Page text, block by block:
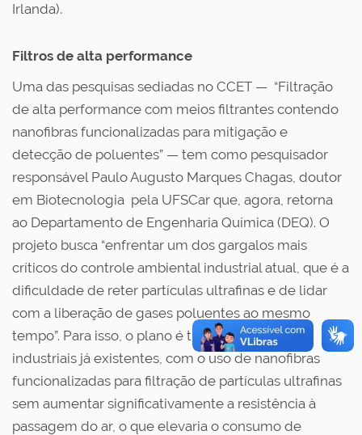
Irlanda).
Filtros de alta performance
Uma das pesquisas sediadas no CCET — “Filtração
de alta performance com meios filtrantes contendo
nanofibras funcionalizadas para mitigação e
detecção de poluentes” — tem como pesquisador
responsável Paulo Augusto Marques Chagas, doutor
em Biotecnologia pela UFSCar que, agora, retorna
ao Departamento de Engenharia Química (DEQ). O
projeto busca “enfrentar um dos gargalos mais
críticos do controle ambiental industrial atual, que é a
dificuldade de reter partículas ultrafinas e de lidar
com a liberação de gases poluentes ao mesmo
tempo”. Para isso, o plano é transformar filtros
industriais já existentes, com o uso de nanofibras
funcionalizadas para filtração de partículas ultrafinas
sem aumentar significativamente a resistência à
passagem do ar, o que elevaria o consumo de